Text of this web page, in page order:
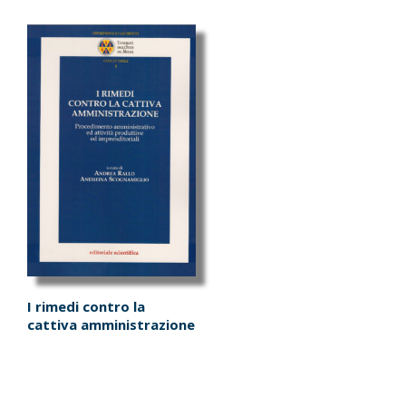
I rimedi contro la
cattiva amministrazione